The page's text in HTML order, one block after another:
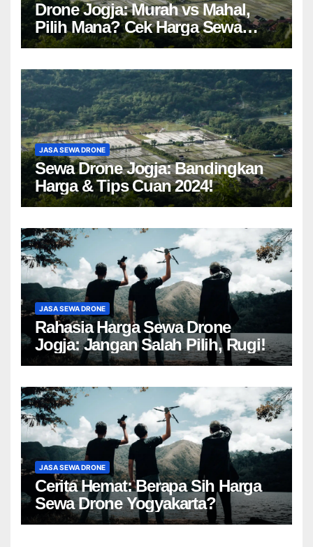
Drone Jogja: Murah vs Mahal,
Pilih Mana? Cek Harga Sewa
Drone Yogyakarta!
JASA SEWA DRONE
Sewa Drone Jogja: Bandingkan
Harga & Tips Cuan 2024!
JASA SEWA DRONE
Rahasia Harga Sewa Drone
Jogja: Jangan Salah Pilih, Rugi!
JASA SEWA DRONE
Cerita Hemat: Berapa Sih Harga
Sewa Drone Yogyakarta?